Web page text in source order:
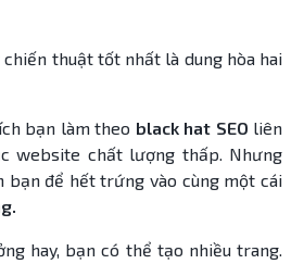
chiến thuật tốt nhất là dung hòa hai
bạn làm theo black hat SEO liên
website chất lượng thấp. Nhưng
bạn để hết trứng vào cùng một cái
hay, bạn có thể tạo nhiều trang.